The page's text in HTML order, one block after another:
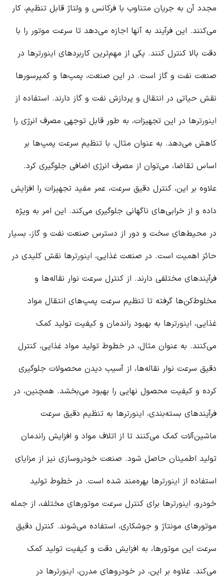
مجدد آن به جریان متناوب با فرکانس و ولتاژ قابل تنظیم، کار
می‌کنند. این فرآیند به آنها اجازه می‌دهد تا سرعت موتور را با
دقت بالا کنترل کنند. یکی از مهم‌ترین کاربردهای اینورترها در
صنعت نفت و گاز است. در این صنعت، پمپ‌ها و کمپرسورها
نقش حیاتی در انتقال و پردازش نفت و گاز دارند. استفاده از
اینورترها در این تجهیزات، به طور قابل توجهی مصرف انرژی را
کاهش می‌دهد. به عنوان مثال، با تنظیم سرعت پمپ‌ها بر
اساس تقاضا، می‌توان از مصرف انرژی اضافی جلوگیری کرد.
علاوه بر این، کنترل دقیق سرعت، عمر مفید تجهیزات را افزایش
داده و از خرابی‌های ناگهانی جلوگیری می‌کند. این امر به ویژه
در محیط‌های سخت و دور از دسترس صنعت نفت و گاز، بسیار
حائز اهمیت است. در صنعت غذایی، اینورترها نقش کلیدی در
فرآیندهای مختلفی دارند. از کنترل سرعت نوار نقاله‌ها و
مخلوط‌کن‌ها گرفته تا تنظیم سرعت پمپ‌های انتقال مواد
غذایی، اینورترها به بهبود راندمان و کیفیت تولید کمک
می‌کنند. به عنوان مثال، در خطوط تولید مواد غذایی، کنترل
دقیق سرعت نوار نقاله‌ها، از آسیب دیدن محصولات جلوگیری
کرده و کیفیت محصول نهایی را بهبود می‌بخشد. همچنین، در
فرآیندهای بسته‌بندی، اینورترها به تنظیم دقیق سرعت
ماشین‌آلات کمک می‌کنند تا از اتلاف مواد و افزایش راندمان
تولید اطمینان حاصل شود. صنعت خودروسازی نیز از مزایای
استفاده از اینورترها بهره‌مند شده است. در خطوط تولید
خودرو، اینورترها برای کنترل سرعت موتورهای مختلف، از جمله
موتورهای مونتاژ و جوشکاری، استفاده می‌شوند. کنترل دقیق
سرعت این موتورها، به افزایش دقت و کیفیت تولید کمک
می‌کند. علاوه بر این، در خودروهای مدرن، اینورترها در